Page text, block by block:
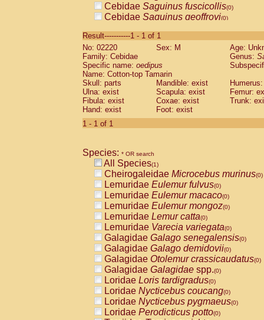
Cebidae Saguinus fuscicollis(0)
Cebidae Saguinus geoffroyi(0)
CebidaeSaguinus labiatus(0)
Cebidae Saguinus leucopus (0)
Cebidae
CebidaeSaguinus mystax
Cebidae Saguinus nigricollis (0)
Cebidae Saguinus oedipus
Cebidae Saguinus weddelli
Cebidae Saguinusspp.
Cebidae
CebidaeCebus capucinus
CebidaeCebus nigrivittatus
CebidaeCebus spp.(0)
CebidaeSaimiri boliviensis(0)
CebidaeSaimiri sciureus(0)
AtelidaeAlouatta caraya(0)
AtelidaeAlouatta fusca(0)
AtelidaeAlouatta seniculus(0)
AtelidaeAlouattaspp.(0)
AtelidaeAteles belzebuth(0)
AtelidaeAteles geoffroyi(0)
AtelidaeAteles paniscus(0)
AtelidaeAtelesspp.(0)
AtelidaeLagothrix lagothricha(0)
AtelidaeLagothrix lagothricha cana
PitheciidaeCacajao calvus
Result-----------1 - 1 of 1
No: 02220
Sex: M
Age:
Family: Cebidae
Genus:
Specific name: oedipus
Name: Cotton-top Tamarin
Skull: parts
Mandible: exist
Ulna: exist
Scapula: exist
Femur:
Fibula: exist
Coxae: exist
Trunk:
Hand: exist
Foot: exist
1 - 1 of 1
Species: * OR search
All Species(1)
Cheirogaleidae Microcebus murinus(0)
Lemuridae Eulemur fulvus(0)
Lemuridae Eulemur macaco(0)
Lemuridae Eulemur mongoz(0)
Lemuridae Lemur catta(0)
Lemuridae Varecia variegata(0)
Galagidae Galago senegalensis(0)
Galagidae Galago demidovii(0)
Galagidae Otolemur crassicaudatus(0)
Galagidae Galagidae spp.(0)
Loridae Loris tardigradus(0)
Loridae Nycticebus coucang(0)
Loridae Nycticebus pygmaeus(0)
Loridae Perodicticus potto(0)